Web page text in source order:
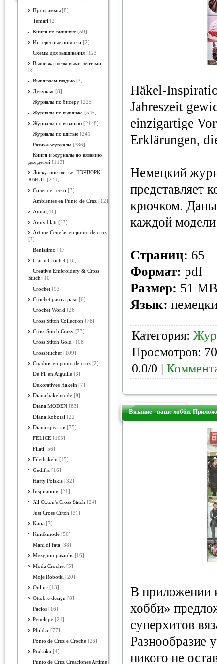
Программы [8]
Temari [2]
Книги по вышивке [59]
Интересные новости [2]
Схемы для вышивания [123]
Вышивка шелковыми лентами
[8]
Вышиваем гладью [3]
Декупаж [8]
Журналы по бисеру [225]
Журналы по вышивке [546]
Журналы по вязанию [2148]
Журналы по шитью [241]
Разные журналы [386]
Книги и журналы по вязанию
для детей [113]
Лоскутное шитьё. ПЭЧВОРК.
КВИЛТ [231]
Солёное тесто [3]
Ambientes en Punto de Cruz [12]
Anna [41]
Anny blatt [23]
Artime Cenefas en punto de cruz
[7]
Benissimo [17]
Clarin Crochet [16]
Creative Embroidery & Cross
Stitch [10]
Crochet [93]
Crochet paso a paso [6]
Crochet World [26]
Cross Stitch Collection [78]
Cross Stitch Crazy [73]
Cross Stitch Gold [108]
CrossStitcher [109]
Cuadros en punto de cruz [2]
De Fil en Aiguille [3]
Dekoratives Hakeln [7]
Diana hakelmode [9]
Diana MODEN [83]
Diana Robotki [22]
Diana креатив [75]
FELICE [103]
Filati [56]
Filethakeln [15]
Gedifra [16]
Hafty Polskie [32]
Inspirations [21]
Jill Oxton's Cross Stitch [24]
Just Cross Ctitch [31]
Katia [7]
Knit&mode [56]
Mani di fata [38]
Mezginiu pasaulis [16]
Moda Crochet [5]
Moje Robotki [20]
Online [13]
Ottobre design [8]
Pacios [16]
Penelope [21]
Phildar [77]
Ponto de Cruz e Croche [26]
Praktika [4]
Punto de Cruz Creaciones Artime
Häkel-
Jahreszeit
einzigartige
Erklärungen,
Немецкий
представляет
крючком. Даны
каждой
Страниц: 65
Формат: pdf
Размер: 51 MB
Язык:
Категория:
Просмотров:
0.0/0 |
Вязание - ваше хобби.
В приложении
хобби»
суперхитов
Разнообразие
никого не